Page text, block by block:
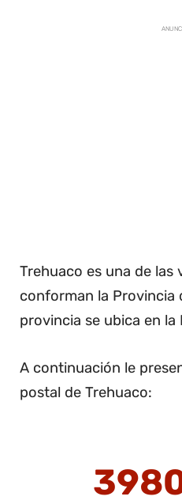
Trehuaco es una de
conforman la Provincia
provincia se ubica en la
A continuación le
postal de Trehuaco: